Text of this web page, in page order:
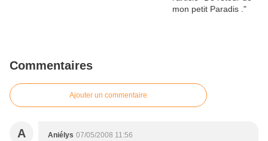
Commentaires
Ajouter un commentaire
A Aniélys 07/05/2008 11:56